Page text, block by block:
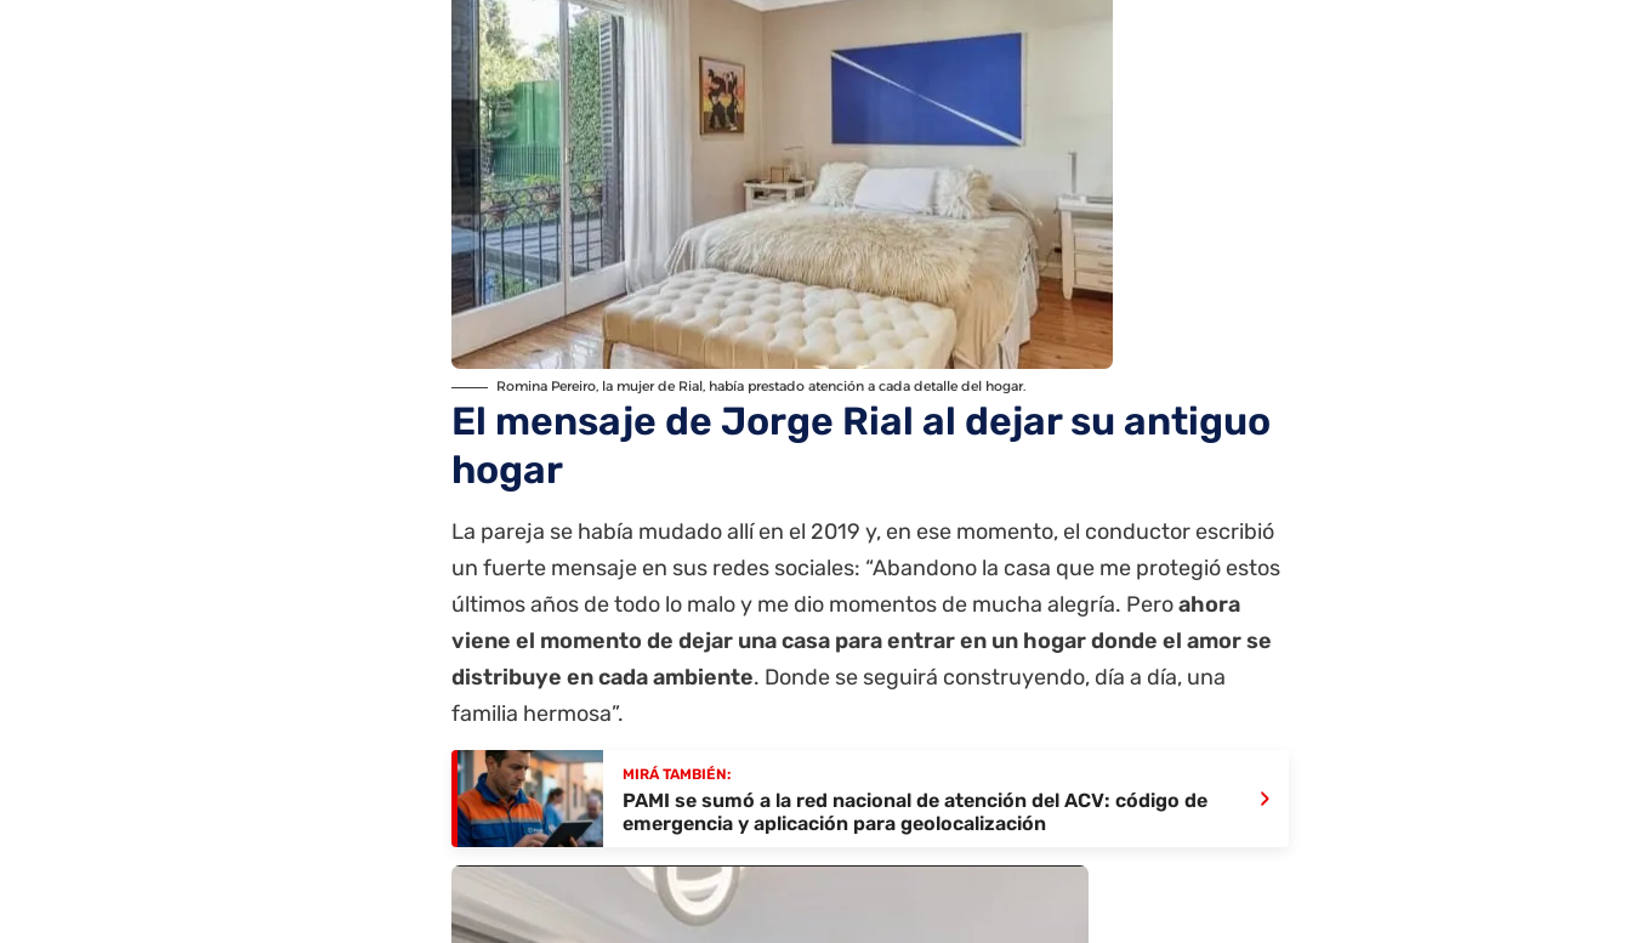
Romina Pereiro, la mujer de Rial, había prestado atención a cada detalle del hogar.
El mensaje de Jorge Rial al dejar su antiguo
hogar
La pareja se había mudado allí en el 2019 y, en ese momento, el conductor escribió
un fuerte mensaje en sus redes sociales: “Abandono la casa que me protegió estos
últimos años de todo lo malo y me dio momentos de mucha alegría. Peroahora
viene el momento de dejar una casa para entrar en un hogar donde el amor se
distribuye en cada ambiente. Donde se seguirá construyendo, día a día, una
familia hermosa”.
MIRÁ TAMBIÉN:
PAMI se sumó a la red nacional de atención del ACV: código de
emergencia y aplicación para geolocalización
›